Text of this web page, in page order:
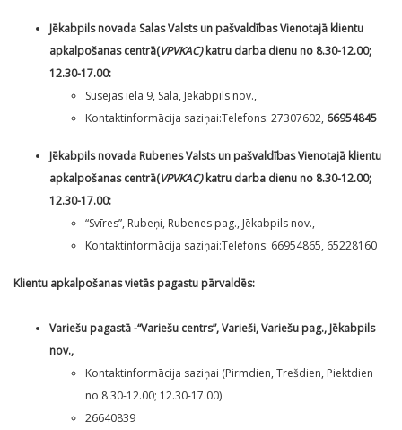
Jēkabpils novada Salas Valsts un pašvaldības Vienotajā klientu
apkalpošanas centrā(VPVKAC)katru darba dienu no 8.30-12.00;
12.30-17.00:
Susējas ielā 9, Sala, Jēkabpils nov.,
Kontaktinformācija saziņai:Telefons: 27307602, 66954845
Jēkabpils novada Rubenes Valsts un pašvaldības Vienotajā klientu
apkalpošanas centrā(VPVKAC)katru darba dienu no 8.30-12.00;
12.30-17.00:
“Svīres”, Rubeņi, Rubenes pag., Jēkabpils nov.,
Kontaktinformācija saziņai:Telefons: 66954865, 65228160
Klientu apkalpošanas vietās pagastu pārvaldēs:
Variešu pagastā -“Variešu centrs”, Varieši, Variešu pag., Jēkabpils
nov.,
Kontaktinformācija saziņai (Pirmdien, Trešdien, Piektdien
no 8.30-12.00; 12.30-17.00)
26640839